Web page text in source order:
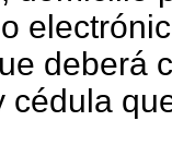
deberá
cédula